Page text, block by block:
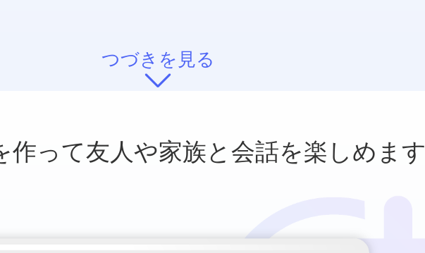
つづきを見る
作って友人や家族と会話を楽しめます